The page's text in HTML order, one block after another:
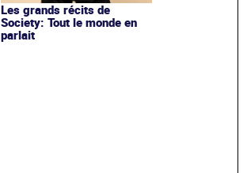
Les grands récits de
Society: Tout le monde en
parlait